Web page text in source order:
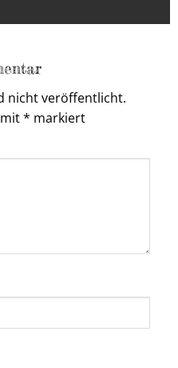
nicht veröffentlicht.
* markiert